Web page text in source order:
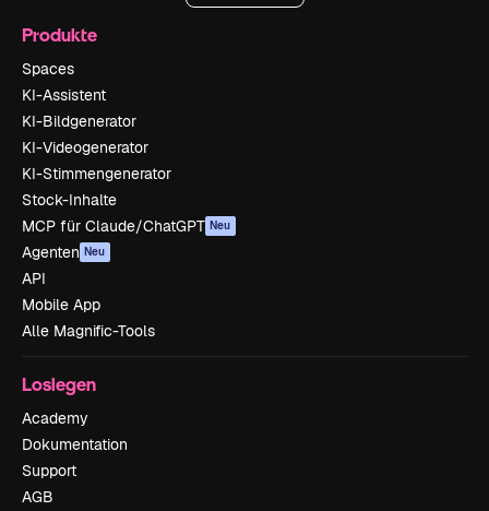
Produkte
Spaces
KI-Assistent
KI-Bildgenerator
KI-Videogenerator
KI-Stimmengenerator
Stock-Inhalte
MCP für Claude/ChatGPT Neu
Agenten Neu
API
Mobile App
Alle Magnific-Tools
Loslegen
Academy
Dokumentation
Support
AGB